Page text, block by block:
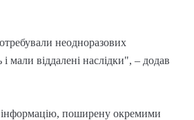
неодноразових
мали віддалені наслідки", – додав
інформацію, поширену окремими